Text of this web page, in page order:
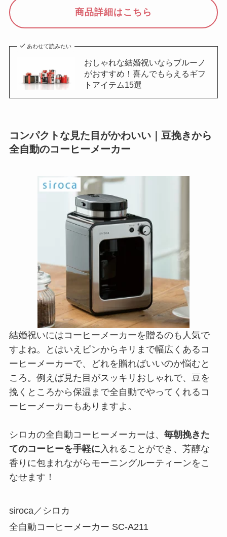
商品詳細はこちら
あわせて読みたい
おしゃれな結婚祝いならブルーノ
がおすすめ！喜んでもらえるギフ
トアイテム15選
コンパクトな見た目がかわいい｜豆挽きから
全自動のコーヒーメーカー
結婚祝いにはコーヒーメーカーを贈るのも人気で
すよね。とはいえピンからキリまで幅広くあるコ
ーヒーメーカーで、どれを贈ればいいのか悩むと
ころ。例えば見た目がスッキリおしゃれで、豆を
挽くところから保温まで全自動でやってくれるコ
ーヒーメーカーもありますよ。
シロカの全自動コーヒーメーカーは、 毎朝挽きた
てのコーヒーを手軽に 入れることができ、芳醇な
香りに包まれながらモーニングルーティーンをこ
なせます！
siroca／シロカ
全自動コーヒーメーカー SC-A211